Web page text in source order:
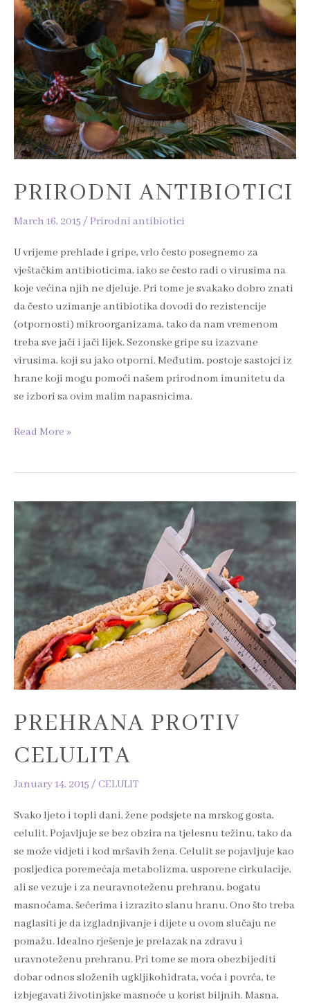
PRIRODNI ANTIBIOTICI
March 16, 2015 / Prirodni antibiotici
U vrijeme prehlade i gripe, vrlo često posegnemo za
vještačkim antibioticima, iako se često radi o virusima na
koje većina njih ne djeluje. Pri tome je svakako dobro znati
da često uzimanje antibiotika dovodi do rezistencije
(otpornosti) mikroorganizama, tako da nam vremenom
treba sve jači i jači lijek. Sezonske gripe su izazvane
virusima, koji su jako otporni. Međutim, postoje sastojci iz
hrane koji mogu pomoći našem prirodnom imunitetu da
se izbori sa ovim malim napasnicima.
Read More »
PREHRANA PROTIV
CELULITA
January 14, 2015 / CELULIT
Svako ljeto i topli dani, žene podsjete na mrskog gosta,
celulit. Pojavljuje se bez obzira na tjelesnu težinu, tako da
se može vidjeti i kod mršavih žena. Celulit se pojavljuje kao
posljedica poremećaja metabolizma, usporene cirkulacije,
ali se vezuje i za neuravnoteženu prehranu, bogatu
masnoćama, šećerima i izrazito slanu hranu. Ono što treba
naglasiti je da izgladnjivanje i dijete u ovom slučaju ne
pomažu. Idealno rješenje je prelazak na zdravu i
uravnoteženu prehranu. Pri tome se mora obezbijediti
dobar odnos složenih ugkljikohidrata, voća i povrća, te
izbjegavati životinjske masnoće u korist biljnih. Masna,
Prehrana
protiv